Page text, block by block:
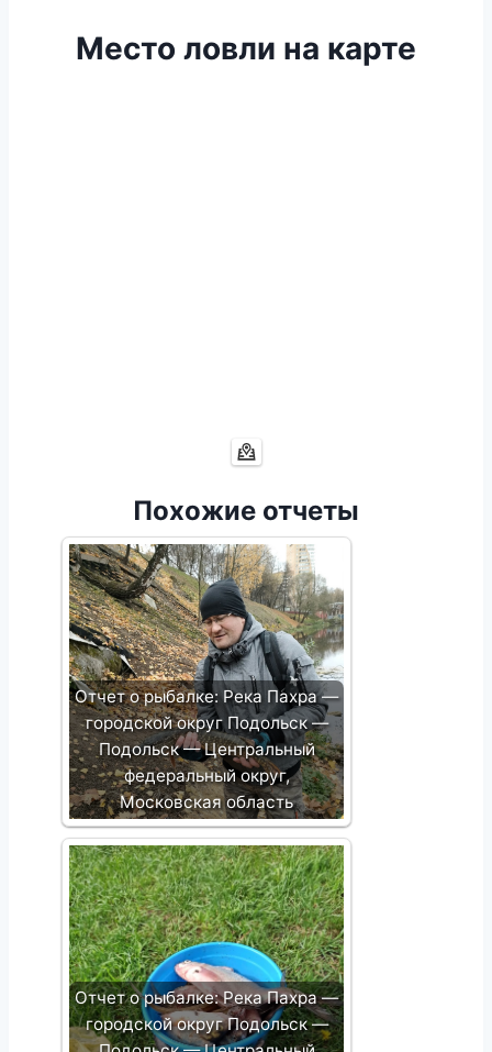
Место ловли на карте
Похожие отчеты
Отчет о рыбалке: Река Пахра —
городской округ Подольск —
Подольск — Центральный
федеральный округ,
Московская область
Отчет о рыбалке: Река Пахра —
городской округ Подольск —